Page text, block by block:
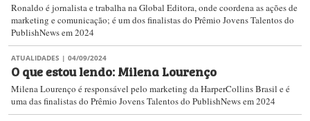
Ronaldo é jornalista e trabalha na Global Editora, onde coordena as ações de
marketing e comunicação; é um dos finalistas do Prêmio Jovens Talentos do
PublishNews em 2024
ATUALIDADES | 04/09/2024
O que estou lendo: Milena Lourenço
Milena Lourenço é responsável pelo marketing da HarperCollins Brasil e é
uma das finalistas do Prêmio Jovens Talentos do PublishNews em 2024